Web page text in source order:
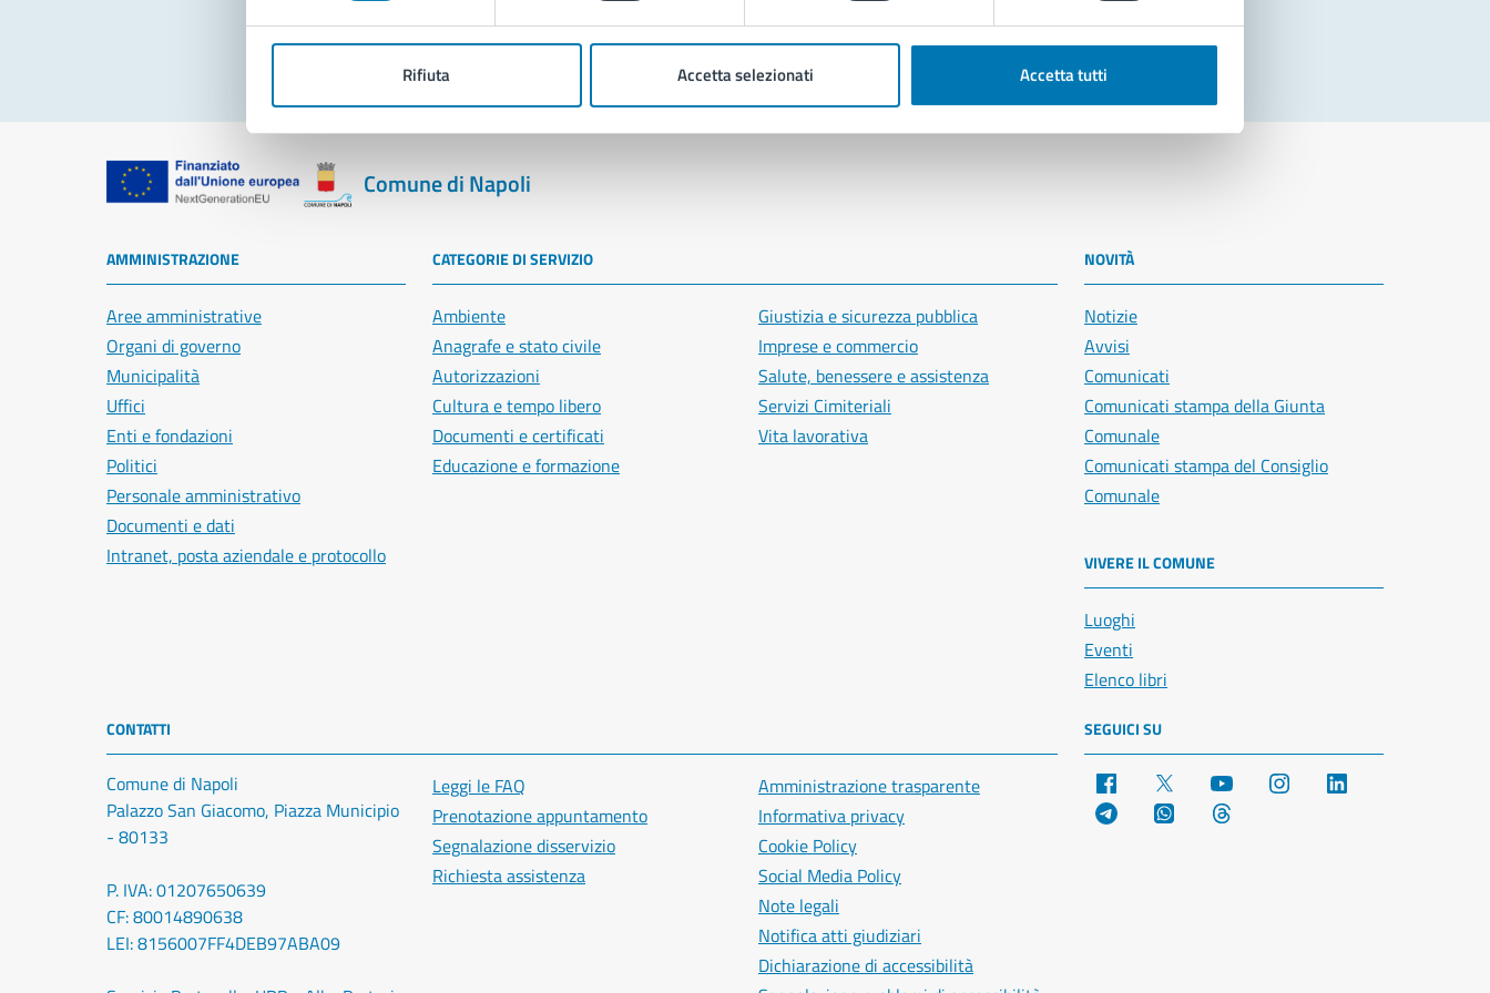
Rifiuta Accetta selezionati Accetta tutti
Segnala disservizio
Comune di Napoli
AMMINISTRAZIONE
Aree amministrative
Organi di governo
Municipalità
Uffici
Enti e fondazioni
Politici
Personale amministrativo
Documenti e dati
Intranet, posta aziendale e protocollo
CATEGORIE DI SERVIZIO
Ambiente
Anagrafe e stato civile
Autorizzazioni
Cultura e tempo libero
Documenti e certificati
Educazione e formazione
Giustizia e sicurezza pubblica
Imprese e commercio
Salute, benessere e assistenza
Servizi Cimiteriali
Vita lavorativa
NOVITÀ
Notizie
Avvisi
Comunicati
Comunicati stampa della Giunta
Comunale
Comunicati stampa del Consiglio
Comunale
VIVERE IL COMUNE
Luoghi
Eventi
Elenco libri
CONTATTI
Comune di Napoli
Palazzo San Giacomo, Piazza Municipio
- 80133
P. IVA: 01207650639
CF: 80014890638
LEI: 8156007FF4DEB97ABA09
Leggi le FAQ
Prenotazione appuntamento
Segnalazione disservizio
Richiesta assistenza
Amministrazione trasparente
Informativa privacy
Cookie Policy
Social Media Policy
Note legali
Notifica atti giudiziari
Dichiarazione di accessibilità
SEGUICI SU
Facebook YouTube Instagram
Telegram WhatsApp